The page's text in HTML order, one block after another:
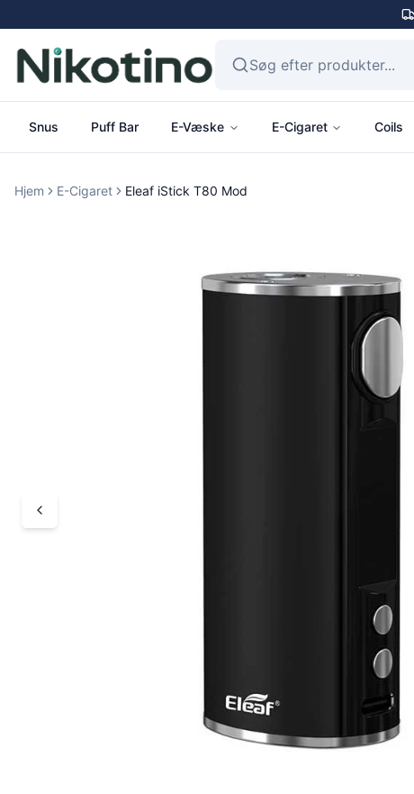
Snus Puff Bar E-Væske E-Cigaret Coils
Hjem E-Cigaret Eleaf iStick T80 Mod